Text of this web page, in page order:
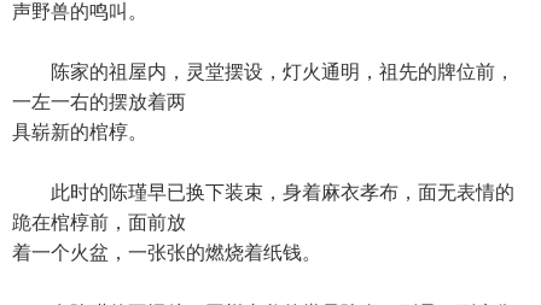
声野兽的鸣叫。
陈家的祖屋内，灵堂摆设，灯火通明，祖先的牌位前，
一左一右的摆放着两
具崭新的棺椁。
此时的陈瑾早已换下装束，身着麻衣孝布，面无表情的
跪在棺椁前，面前放
着一个火盆，一张张的燃烧着纸钱。